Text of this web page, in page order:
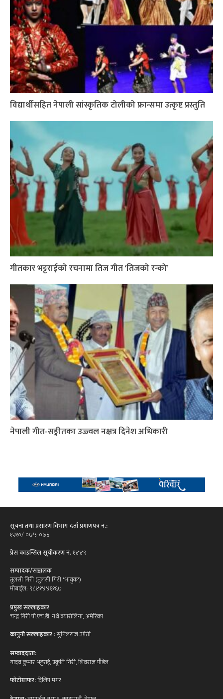
विद्यार्थीसहित नेपाली सांस्कृतिक टोलीको फ्रान्समा उत्कृष्ट प्रस्तुति
गीतकार भट्टराईको रचनामा तिज गीत ‘तिजको रन्को’
नेपाली गीत-सङ्गीतका उज्ज्वल नक्षत्र दिनेश अधिकारी
सूचना तथा प्रसारण विभाग दर्ता प्रमाणपत्र न.:
१२१०/ ०७५-०७६
प्रेस काउन्सिल सूचीकरण नं.१४४९
सम्पादक/सञ्चालक
तुलसी गिरी (तुलसी गिरी 'भावुक')
मोबाईल: ९८४१४४११६७
प्रमुख सल्लाहकार
चन्द्र गिरी पी.एच.डी. नर्थ क्यारोलिना, अमेरिका
कानुनी सल्लाहकार :सुनिलराज उप्रेती
सम्वाददाता:
यादव कुमार भट्टराई, प्रकृति गिरी, शिवराज पौडेल
फोटोग्राफर:दिलिप मगर